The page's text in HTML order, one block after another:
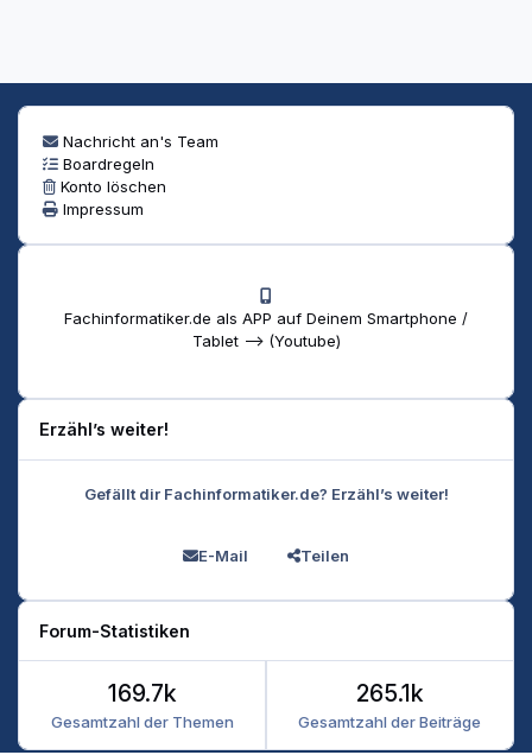
Nachricht an's Team
Boardregeln
Konto löschen
Impressum
Fachinformatiker.de als APP auf Deinem Smartphone /
Tablet --> (Youtube)
Erzähl’s weiter!
Gefällt dir Fachinformatiker.de? Erzähl’s weiter!
E-Mail Teilen
Forum-Statistiken
Gesamtzahl der Themen
169.7k
Gesamtzahl der Beiträge
265.1k